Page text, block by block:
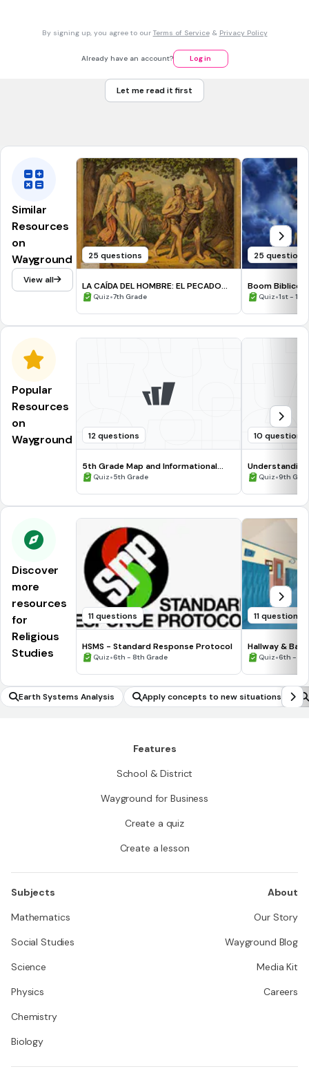
By signing up, you agree to our Terms of Service& Privacy Policy
Already have an account? Log in
Let me read it first
Similar
Resources
on
Wayground
View all
25 questions
LA CAÍDA DEL HOMBRE: EL PECADO
ORIGINAL
Quiz•7th Grade
25 questions
Boom Biblico
Quiz•1st -
Popular
Resources
on
Wayground
12 questions
5th Grade Map and Informational
Processing Skills
Quiz•5th Grade
10 questions
Quiz•9th
Discover
more
resources
for
Religious
Studies
11 questions
HSMS - Standard Response Protocol
Quiz•6th - 8th Grade
11 questions
Hallway &
Quiz•6th -
Earth Systems Analysis Apply concepts to new situations
Features
School & District
Wayground for Business
Create a quiz
Create a lesson
Subjects
Mathematics
Social Studies
Science
Physics
Chemistry
Biology
About
Our Story
Wayground Blog
Media Kit
Careers